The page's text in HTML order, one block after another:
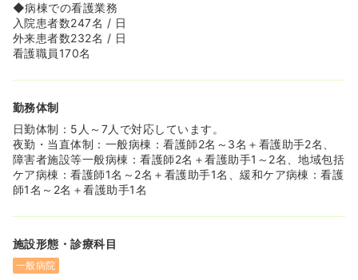
◆病棟での看護業務
入院患者数247名 / 日
外来患者数232名 / 日
看護職員170名
勤務体制
日勤体制：5人～7人で対応しています。
夜勤・当直体制：一般病棟：看護師2名～3名＋看護助手2名、
障害者施設等一般病棟：看護師2名＋看護助手1～2名、地域包括
ケア病棟：看護師1名～2名＋看護助手1名、緩和ケア病棟：看護
師1名～2名＋看護助手1名
施設形態・診療科目
一般病院